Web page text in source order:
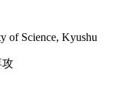
of Science, Kyushu
攻